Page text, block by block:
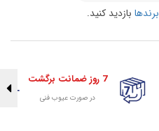
برندها بازدید کنید.
7 روز ضمانت برگشت
در صورت عیوب فنی